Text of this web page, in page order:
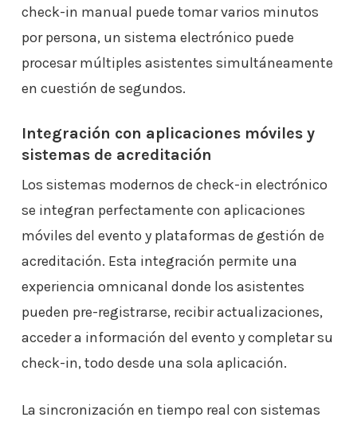
check-in manual puede tomar varios minutos
por persona, un sistema electrónico puede
procesar múltiples asistentes simultáneamente
en cuestión de segundos.
Integración con aplicaciones móviles y
sistemas de acreditación
Los sistemas modernos de check-in electrónico
se integran perfectamente con aplicaciones
móviles del evento y plataformas de gestión de
acreditación. Esta integración permite una
experiencia omnicanal donde los asistentes
pueden pre-registrarse, recibir actualizaciones,
acceder a información del evento y completar su
check-in, todo desde una sola aplicación.
La sincronización en tiempo real con sistemas